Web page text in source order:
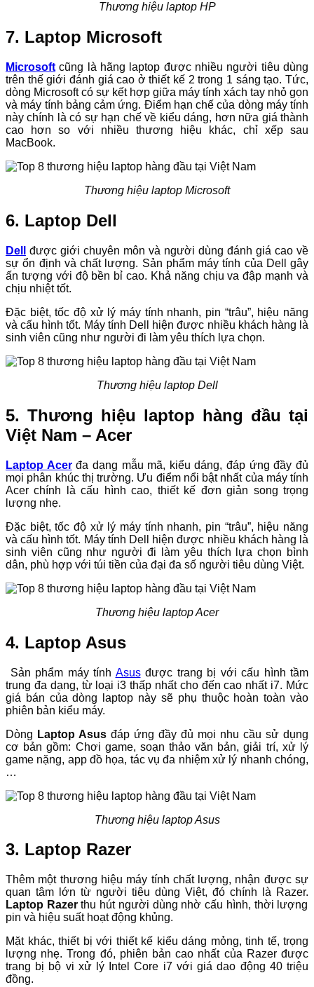
Thương hiệu laptop HP
7. Laptop Microsoft
Microsoft cũng là hãng laptop được nhiều người tiêu dùng
trên thế giới đánh giá cao ở thiết kế 2 trong 1 sáng tạo. Tức,
dòng Microsoft có sự kết hợp giữa máy tính xách tay nhỏ gọn
và máy tính bảng cảm ứng. Điểm hạn chế của dòng máy tính
này chính là có sự hạn chế về kiểu dáng, hơn nữa giá thành
cao hơn so với nhiều thương hiệu khác, chỉ xếp sau
MacBook.
Thương hiệu laptop Microsoft
6. Laptop Dell
Dell
được giới chuyên môn và người dùng đánh giá cao về
sự ổn định và chất lượng. Sản phẩm máy tính của Dell gây
ấn tượng với độ bền bỉ cao. Khả năng chịu va đập mạnh và
chịu nhiệt tốt.
Đặc biệt, tốc độ xử lý máy tính nhanh, pin “trâu”, hiệu năng
và cấu hình tốt. Máy tính Dell hiện được nhiều khách hàng là
sinh viên cũng như người đi làm yêu thích lựa chọn.
Thương hiệu laptop Dell
5. Thương hiệu laptop hàng đầu tại
Việt Nam – Acer
Laptop Acerđa dạng mẫu mã, kiểu dáng, đáp ứng đầy đủ
mọi phân khúc thị trường. Ưu điểm nổi bật nhất của máy tính
Acer chính là cấu hình cao, thiết kế đơn giản song trọng
lượng nhẹ.
Đặc biệt, tốc độ xử lý máy tính nhanh, pin “trâu”, hiệu năng
và cấu hình tốt. Máy tính Dell hiện được nhiều khách hàng là
sinh viên cũng như người đi làm yêu thích lựa chọn bình
dân, phù hợp với túi tiền của đại đa số người tiêu dùng Việt.
Thương hiệu laptop Acer
4. Laptop Asus
Sản phẩm máy tính Asusđược trang bị với cấu hình tầm
trung đa dạng, từ loại i3 thấp nhất cho đến cao nhất i7. Mức
giá bán của dòng laptop này sẽ phụ thuộc hoàn toàn vào
phiên bản kiểu máy.
Dòng Laptop Asus đáp ứng đầy đủ mọi nhu cầu sử dụng
cơ bản gồm: Chơi game, soạn thảo văn bản, giải trí, xử lý
game nặng, app đồ họa, tác vụ đa nhiệm xử lý nhanh chóng,
…
Thương hiệu laptop Asus
3. Laptop Razer
Thêm một thương hiệu máy tính chất lượng, nhận được sự
quan tâm lớn từ người tiêu dùng Việt, đó chính là Razer.
Laptop Razerthu hút người dùng nhờ cấu hình, thời lượng
pin và hiệu suất hoạt động khủng.
Mặt khác, thiết bị với thiết kế kiểu dáng mỏng, tinh tế, trọng
lượng nhẹ. Trong đó, phiên bản cao nhất của Razer được
trang bị bộ vi xử lý Intel Core i7 với giá dao động 40 triệu
đồng.